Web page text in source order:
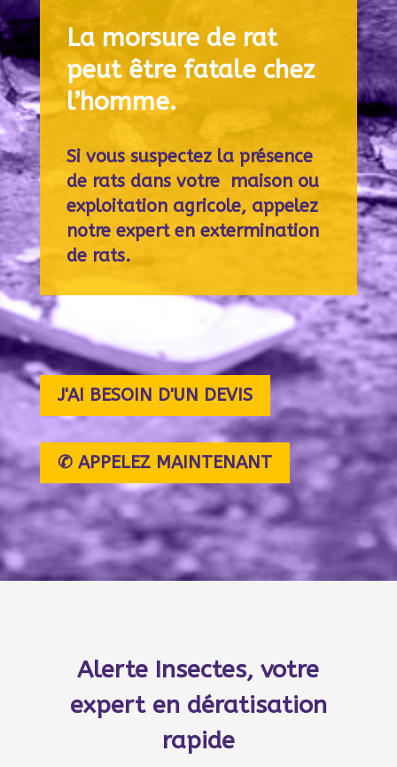
La morsure de rat
peut être fatale chez
l’homme.
Si vous suspectez la présence
de rats dans votre maison ou
exploitation agricole, appelez
notre expert en extermination
de rats.
J'AI BESOIN D'UN DEVIS
✆ APPELEZ MAINTENANT
Alerte Insectes, votre
expert en dératisation
rapide